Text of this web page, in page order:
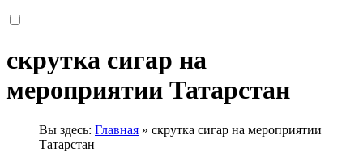
скрутка сигар на
мероприятии Татарстан
Вы здесь: Главная » скрутка сигар на мероприятии
Татарстан